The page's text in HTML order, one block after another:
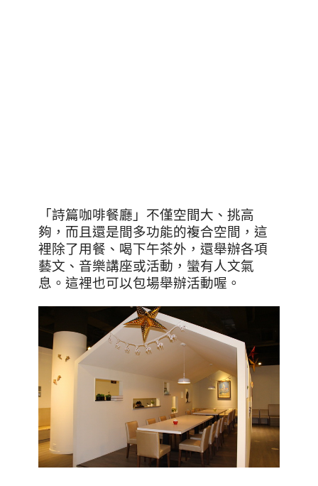
「詩篇咖啡餐廳」不僅空間大、挑高
夠，而且還是間多功能的複合空間，這
裡除了用餐、喝下午茶外，還舉辦各項
藝文、音樂講座或活動，蠻有人文氣
息。這裡也可以包場舉辦活動喔。